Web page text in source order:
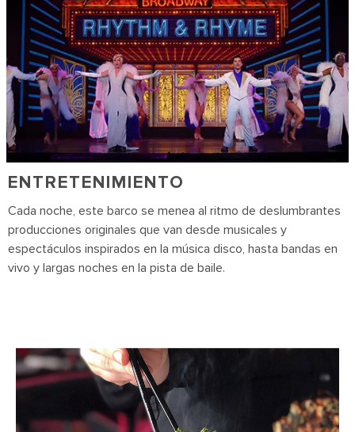
ENTRETENIMIENTO
Cada noche, este barco se menea al ritmo de deslumbrantes
producciones originales que van desde musicales y
espectáculos inspirados en la música disco, hasta bandas en
vivo y largas noches en la pista de baile.